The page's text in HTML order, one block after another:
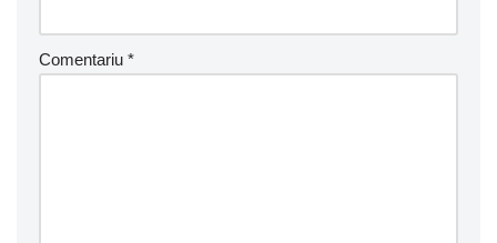
Comentariu *